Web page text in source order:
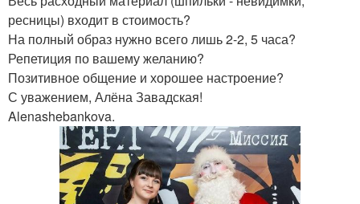
ресницы) входит в стоимость?
На полный образ нужно всего лишь 2-2, 5 часа?
Репетиция по вашему желанию?
Позитивное общение и хорошее настроение?
С уважением, Алёна Завадская!
Alenashebankova.